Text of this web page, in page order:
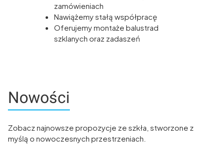
zamówieniach
Nawiążemy stałą współpracę
Oferujemy montaże balustrad
szklanych oraz zadaszeń
Nowości
Zobacz najnowsze propozycje ze szkła, stworzone z
myślą o nowoczesnych przestrzeniach.